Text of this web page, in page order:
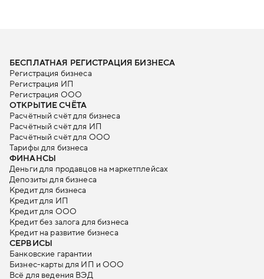
БЕСПЛАТНАЯ РЕГИСТРАЦИЯ БИЗНЕСА
Регистрация бизнеса
Регистрация ИП
Регистрация ООО
ОТКРЫТИЕ СЧЁТА
Расчётный счёт для бизнеса
Расчётный счёт для ИП
Расчётный счёт для ООО
Тарифы для бизнеса
ФИНАНСЫ
Деньги для продавцов на маркетплейсах
Депозиты для бизнеса
Кредит для бизнеса
Кредит для ИП
Кредит для ООО
Кредит без залога для бизнеса
Кредит на развитие бизнеса
СЕРВИСЫ
Банковские гарантии
Бизнес-карты для ИП и ООО
Всё для ведения ВЭД